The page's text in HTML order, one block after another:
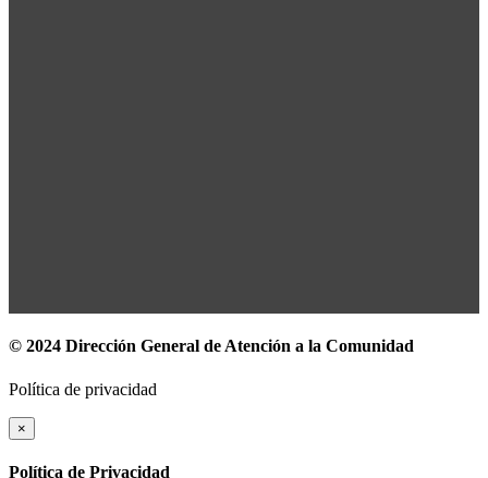
© 2024 Dirección General de Atención a la Comunidad
Política de privacidad
×
Política de Privacidad